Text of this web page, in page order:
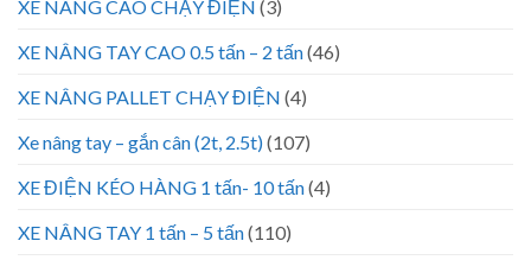
XE NÂNG CAO CHẠY ĐIỆN (3)
XE NÂNG TAY CAO 0.5 tấn – 2 tấn(46)
XE NÂNG PALLET CHẠY ĐIỆN (4)
Xe nâng tay – gắn cân (2t, 2.5t)(107)
XE ĐIỆN KÉO HÀNG 1 tấn- 10 tấn(4)
XE NÂNG TAY 1 tấn – 5 tấn(110)